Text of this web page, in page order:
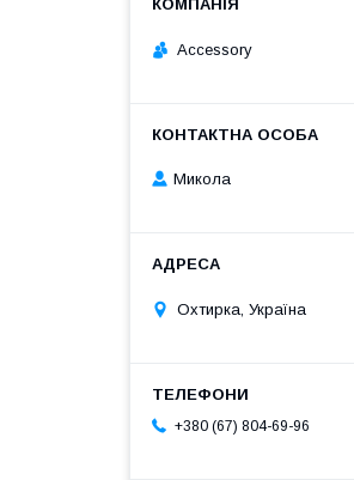
Accessory
Микола
Охтирка, Україна
+380 (67) 804-69-96